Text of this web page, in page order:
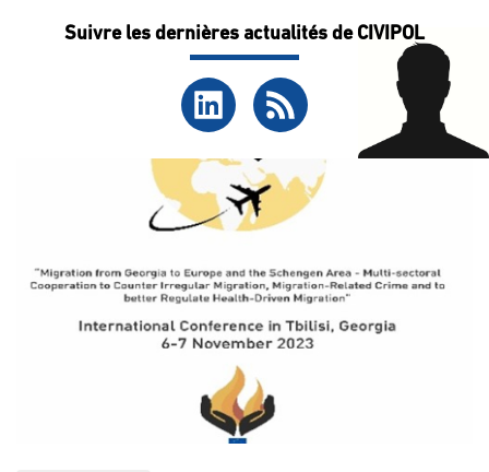
Suivre les dernières actualités de CIVIPOL